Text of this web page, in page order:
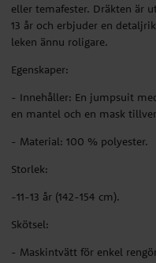
eller temafester. Dräkten är
13 år och erbjuder en
leken ännu roligare.
Egenskaper:
- Innehåller: En jumpsuit
en mantel och en mask
- Material: 100 % polyester.
Storlek:
-11-13 år (142-154 cm).
Skötsel:
- Maskintvätt för enkel